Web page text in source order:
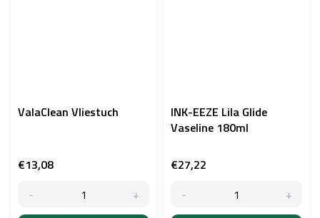
ValaClean Vliestuch
€13,08
INK-EEZE Lila Glide
Vaseline 180ml
€27,22